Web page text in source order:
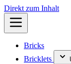
Direkt zum Inhalt
Bricks
Bricklets